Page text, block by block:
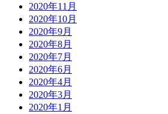
2020年11月
2020年10月
2020年9月
2020年8月
2020年7月
2020年6月
2020年4月
2020年3月
2020年1月